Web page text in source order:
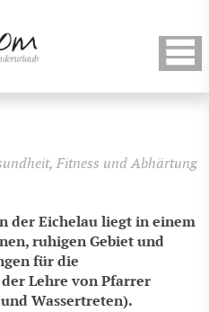
Fitness und Abhärtung
der Eichelau liegt in einem
ruhigen Gebiet und
für die
Lehre von Pfarrer
Wassertreten).